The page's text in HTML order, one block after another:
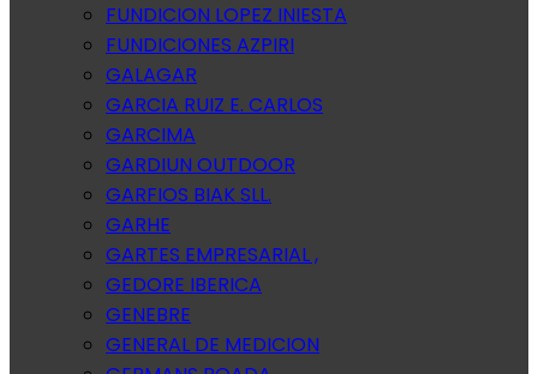
FUNDICION LOPEZ INIESTA
FUNDICIONES AZPIRI
GALAGAR
GARCIA RUIZ E. CARLOS
GARCIMA
GARDIUN OUTDOOR
GARFIOS BIAK SLL.
GARHE
GARTES EMPRESARIAL ,
GEDORE IBERICA
GENEBRE
GENERAL DE MEDICION